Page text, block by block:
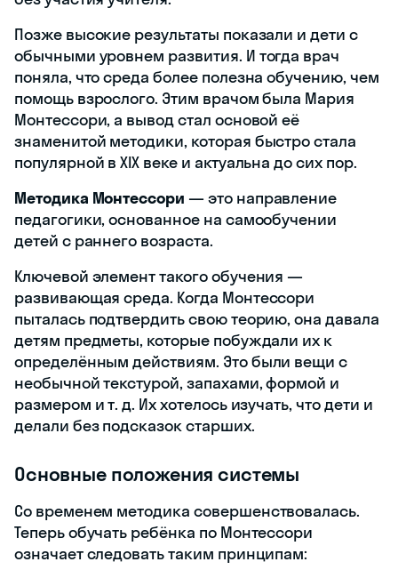
Позже высокие результаты показали и дети с
обычными уровнем развития. И тогда врач
поняла, что среда более полезна обучению, чем
помощь взрослого. Этим врачом была Мария
Монтессори, а вывод стал основой её
знаменитой методики, которая быстро стала
популярной в XIX веке и актуальна до сих пор.
Методика Монтессори — это направление
педагогики, основанное на самообучении
детей с раннего возраста.
Ключевой элемент такого обучения —
развивающая среда. Когда Монтессори
пыталась подтвердить свою теорию, она давала
детям предметы, которые побуждали их к
определённым действиям. Это были вещи с
необычной текстурой, запахами, формой и
размером и т. д. Их хотелось изучать, что дети и
делали без подсказок старших.
Основные положения системы
Со временем методика совершенствовалась.
Теперь обучать ребёнка по Монтессори
означает следовать таким принципам: